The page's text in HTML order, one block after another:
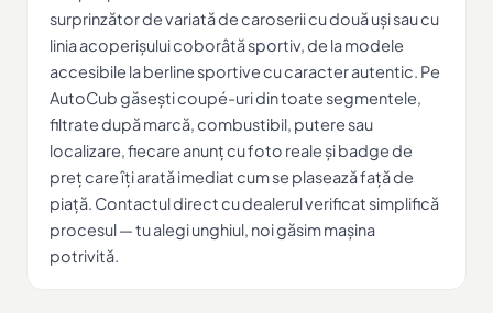
surprinzător de variată de caroserii cu două uși sau cu
linia acoperișului coborâtă sportiv, de la modele
accesibile la berline sportive cu caracter autentic. Pe
AutoCub găsești coupé-uri din toate segmentele,
filtrate după marcă, combustibil, putere sau
localizare, fiecare anunț cu foto reale și badge de
preț care îți arată imediat cum se plasează față de
piață. Contactul direct cu dealerul verificat simplifică
procesul — tu alegi unghiul, noi găsim mașina
potrivită.